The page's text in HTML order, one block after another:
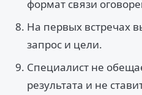
формат связи
На первых встречах
запрос и цели.
Специалист не
результата и не